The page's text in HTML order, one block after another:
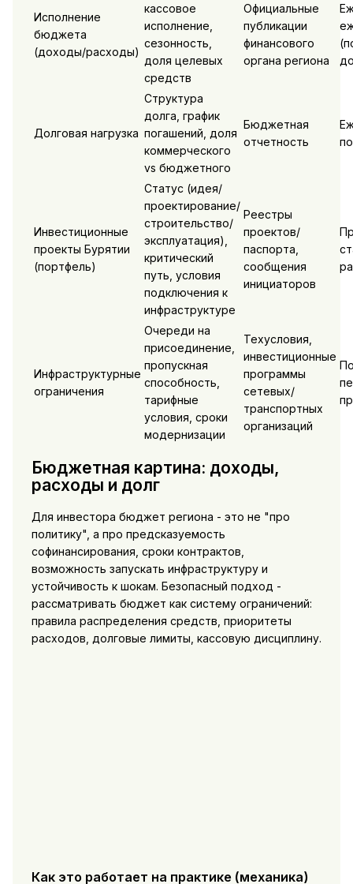
Исполнение
бюджета
(доходы/расходы)
кассовое
исполнение,
сезонность,
доля целевых
средств
Официальные
публикации
финансового
органа региона
Долговая нагрузка
Структура
долга, график
погашений, доля
коммерческого
vs бюджетного
Бюджетная
отчетность
Инвестиционные
проекты Бурятии
(портфель)
Статус (идея/
проектирование/
строительство/
эксплуатация),
критический
путь, условия
подключения к
инфраструктуре
Реестры
проектов/
паспорта,
сообщения
инициаторов
Инфраструктурные
ограничения
Очереди на
присоединение,
пропускная
способность,
тарифные
условия, сроки
модернизации
Техусловия,
инвестиционные
программы
сетевых/
транспортных
организаций
Бюджетная картина: доходы,
расходы и долг
Для инвестора бюджет региона - это не "про
политику", а про предсказуемость
софинансирования, сроки контрактов,
возможность запускать инфраструктуру и
устойчивость к шокам. Безопасный подход -
рассматривать бюджет как систему ограничений:
правила распределения средств, приоритеты
расходов, долговые лимиты, кассовую дисциплину.
Как это работает на практике (механика)